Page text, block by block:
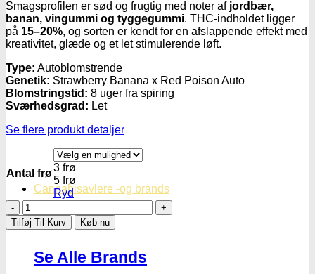
Cannabisavlere -og brands
Se Alle Brands
Smagsprofilen er sød og frugtig med noter af jordbær,
banan, vingummi og tyggegummi. THC-indholdet ligger
på 15–20%, og sorten er kendt for en afslappende effekt med
kreativitet, glæde og et let stimulerende løft.
Type: Autoblomstrende
Genetik: Strawberry Banana x Red Poison Auto
Blomstringstid: 8 uger fra spiring
Sværhedsgrad: Let
Se flere produkt detaljer
Antal frø3 frø
5 frø
Ryd
Red
Strawberry
Banana
Autoblomstrende
skunkfrø
Tilføj Til Kurv Køb nu